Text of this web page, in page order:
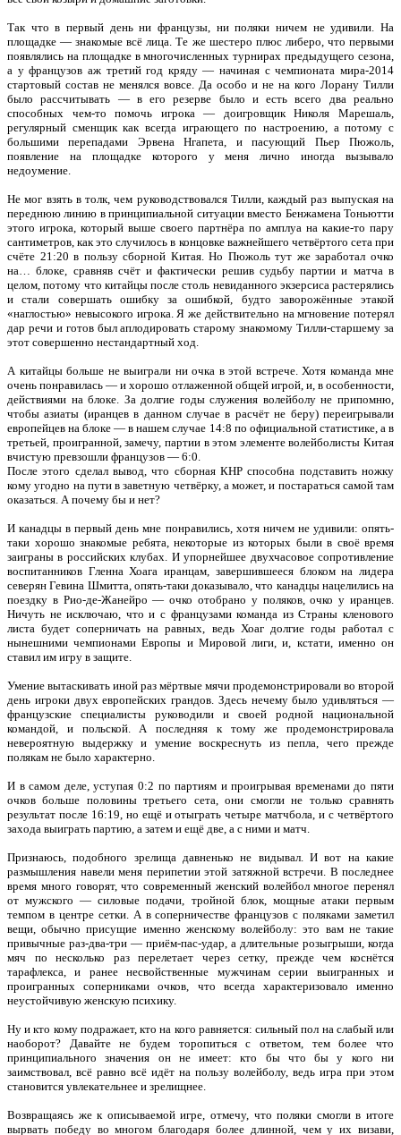
Так что в первый день ни французы, ни поляки ничем не удивили. На
площадке — знакомые всё лица. Те же шестеро плюс либеро, что первыми
появлялись на площадке в многочисленных турнирах предыдущего сезона,
а у французов аж третий год кряду — начиная с чемпионата мира-2014
стартовый состав не менялся вовсе. Да особо и не на кого Лорану Тилли
было рассчитывать — в его резерве было и есть всего два реально
способных чем-то помочь игрока — доигровщик Николя Марешаль,
регулярный сменщик как всегда играющего по настроению, а потому с
большими перепадами Эрвена Нгапета, и пасующий Пьер Пюжоль,
появление на площадке которого у меня лично иногда вызывало
недоумение.
Не мог взять в толк, чем руководствовался Тилли, каждый раз выпуская на
переднюю линию в принципиальной ситуации вместо Бенжамена Тоньютти
этого игрока, который выше своего партнёра по амплуа на какие-то пару
сантиметров, как это случилось в концовке важнейшего четвёртого сета при
счёте 21:20 в пользу сборной Китая. Но Пюжоль тут же заработал очко
на… блоке, сравняв счёт и фактически решив судьбу партии и матча в
целом, потому что китайцы после столь невиданного экзерсиса растерялись
и стали совершать ошибку за ошибкой, будто заворожённые этакой
«наглостью» невысокого игрока. Я же действительно на мгновение потерял
дар речи и готов был аплодировать старому знакомому Тилли-старшему за
этот совершенно нестандартный ход.
А китайцы больше не выиграли ни очка в этой встрече. Хотя команда мне
очень понравилась — и хорошо отлаженной общей игрой, и, в особенности,
действиями на блоке. За долгие годы служения волейболу не припомню,
чтобы азиаты (иранцев в данном случае в расчёт не беру) переигрывали
европейцев на блоке — в нашем случае 14:8 по официальной статистике, а в
третьей, проигранной, замечу, партии в этом элементе волейболисты Китая
вчистую превзошли французов — 6:0.
После этого сделал вывод, что сборная КНР способна подставить ножку
кому угодно на пути в заветную четвёрку, а может, и постараться самой там
оказаться. А почему бы и нет?
И канадцы в первый день мне понравились, хотя ничем не удивили: опять-
таки хорошо знакомые ребята, некоторые из которых были в своё время
заиграны в российских клубах. И упорнейшее двухчасовое сопротивление
воспитанников Гленна Хоага иранцам, завершившееся блоком на лидера
северян Гевина Шмитта, опять-таки доказывало, что канадцы нацелились на
поездку в Рио-де-Жанейро — очко отобрано у поляков, очко у иранцев.
Ничуть не исключаю, что и с французами команда из Страны кленового
листа будет соперничать на равных, ведь Хоаг долгие годы работал с
нынешними чемпионами Европы и Мировой лиги, и, кстати, именно он
ставил им игру в защите.
Умение вытаскивать иной раз мёртвые мячи продемонстрировали во второй
день игроки двух европейских грандов. Здесь нечему было удивляться —
французские специалисты руководили и своей родной национальной
командой, и польской. А последняя к тому же продемонстрировала
невероятную выдержку и умение воскреснуть из пепла, чего прежде
полякам не было характерно.
И в самом деле, уступая 0:2 по партиям и проигрывая временами до пяти
очков больше половины третьего сета, они смогли не только сравнять
результат после 16:19, но ещё и отыграть четыре матчбола, и с четвёртого
захода выиграть партию, а затем и ещё две, а с ними и матч.
Признаюсь, подобного зрелища давненько не видывал. И вот на какие
размышления навели меня перипетии этой затяжной встречи. В последнее
время много говорят, что современный женский волейбол многое перенял
от мужского — силовые подачи, тройной блок, мощные атаки первым
темпом в центре сетки. А в соперничестве французов с поляками заметил
вещи, обычно присущие именно женскому волейболу: это вам не такие
привычные раз-два-три — приём-пас-удар, а длительные розыгрыши, когда
мяч по несколько раз перелетает через сетку, прежде чем коснётся
тарафлекса, и ранее несвойственные мужчинам серии выигранных и
проигранных соперниками очков, что всегда характеризовало именно
неустойчивую женскую психику.
Ну и кто кому подражает, кто на кого равняется: сильный пол на слабый или
наоборот? Давайте не будем торопиться с ответом, тем более что
принципиального значения он не имеет: кто бы что бы у кого ни
заимствовал, всё равно всё идёт на пользу волейболу, ведь игра при этом
становится увлекательнее и зрелищнее.
Возвращаясь же к описываемой игре, отмечу, что поляки смогли в итоге
вырвать победу во многом благодаря более длинной, чем у их визави,